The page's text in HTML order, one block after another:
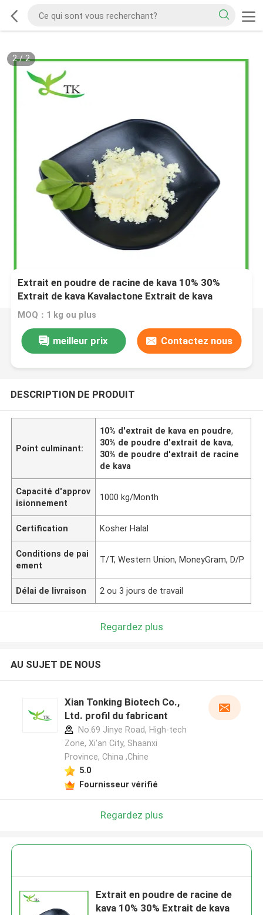
2/2
Extrait en poudre de racine de kava 10% 30%
Extrait de kava Kavalactone Extrait de kava
MOQ：1 kg ou plus
meilleur prix Contactez nous
DESCRIPTION DE PRODUIT
Point culminant:
10% d'extrait de kava en poudre,
30% de poudre d'extrait de kava,
30% de poudre d'extrait de racine
de kava
Capacité d'approv
isionnement
1000 kg/Month
Certification Kosher Halal
Conditions de pai
ement
T/T, Western Union, MoneyGram, D/P
Délai de livraison 2 ou 3 jours de travail
Regardez plus
AU SUJET DE NOUS
Xian Tonking Biotech Co.,
Ltd. profil du fabricant
No.69 Jinye Road, High-tech
Zone, Xi'an City, Shaanxi
Province, China ,Chine
5.0
Fournisseur vérifié
Regardez plus
Extrait en poudre de racine de
kava 10% 30% Extrait de kava